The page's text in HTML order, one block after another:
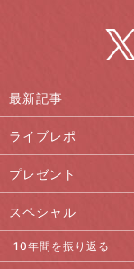
最新記事
ライブレポ
プレゼント
スペシャル
10年間を振り返る